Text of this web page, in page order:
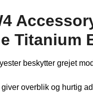
Titanium
beskytter grejet
overblik og hurtig